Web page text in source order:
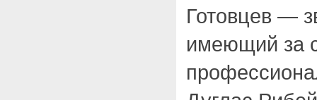
Готовцев —
имеющий за